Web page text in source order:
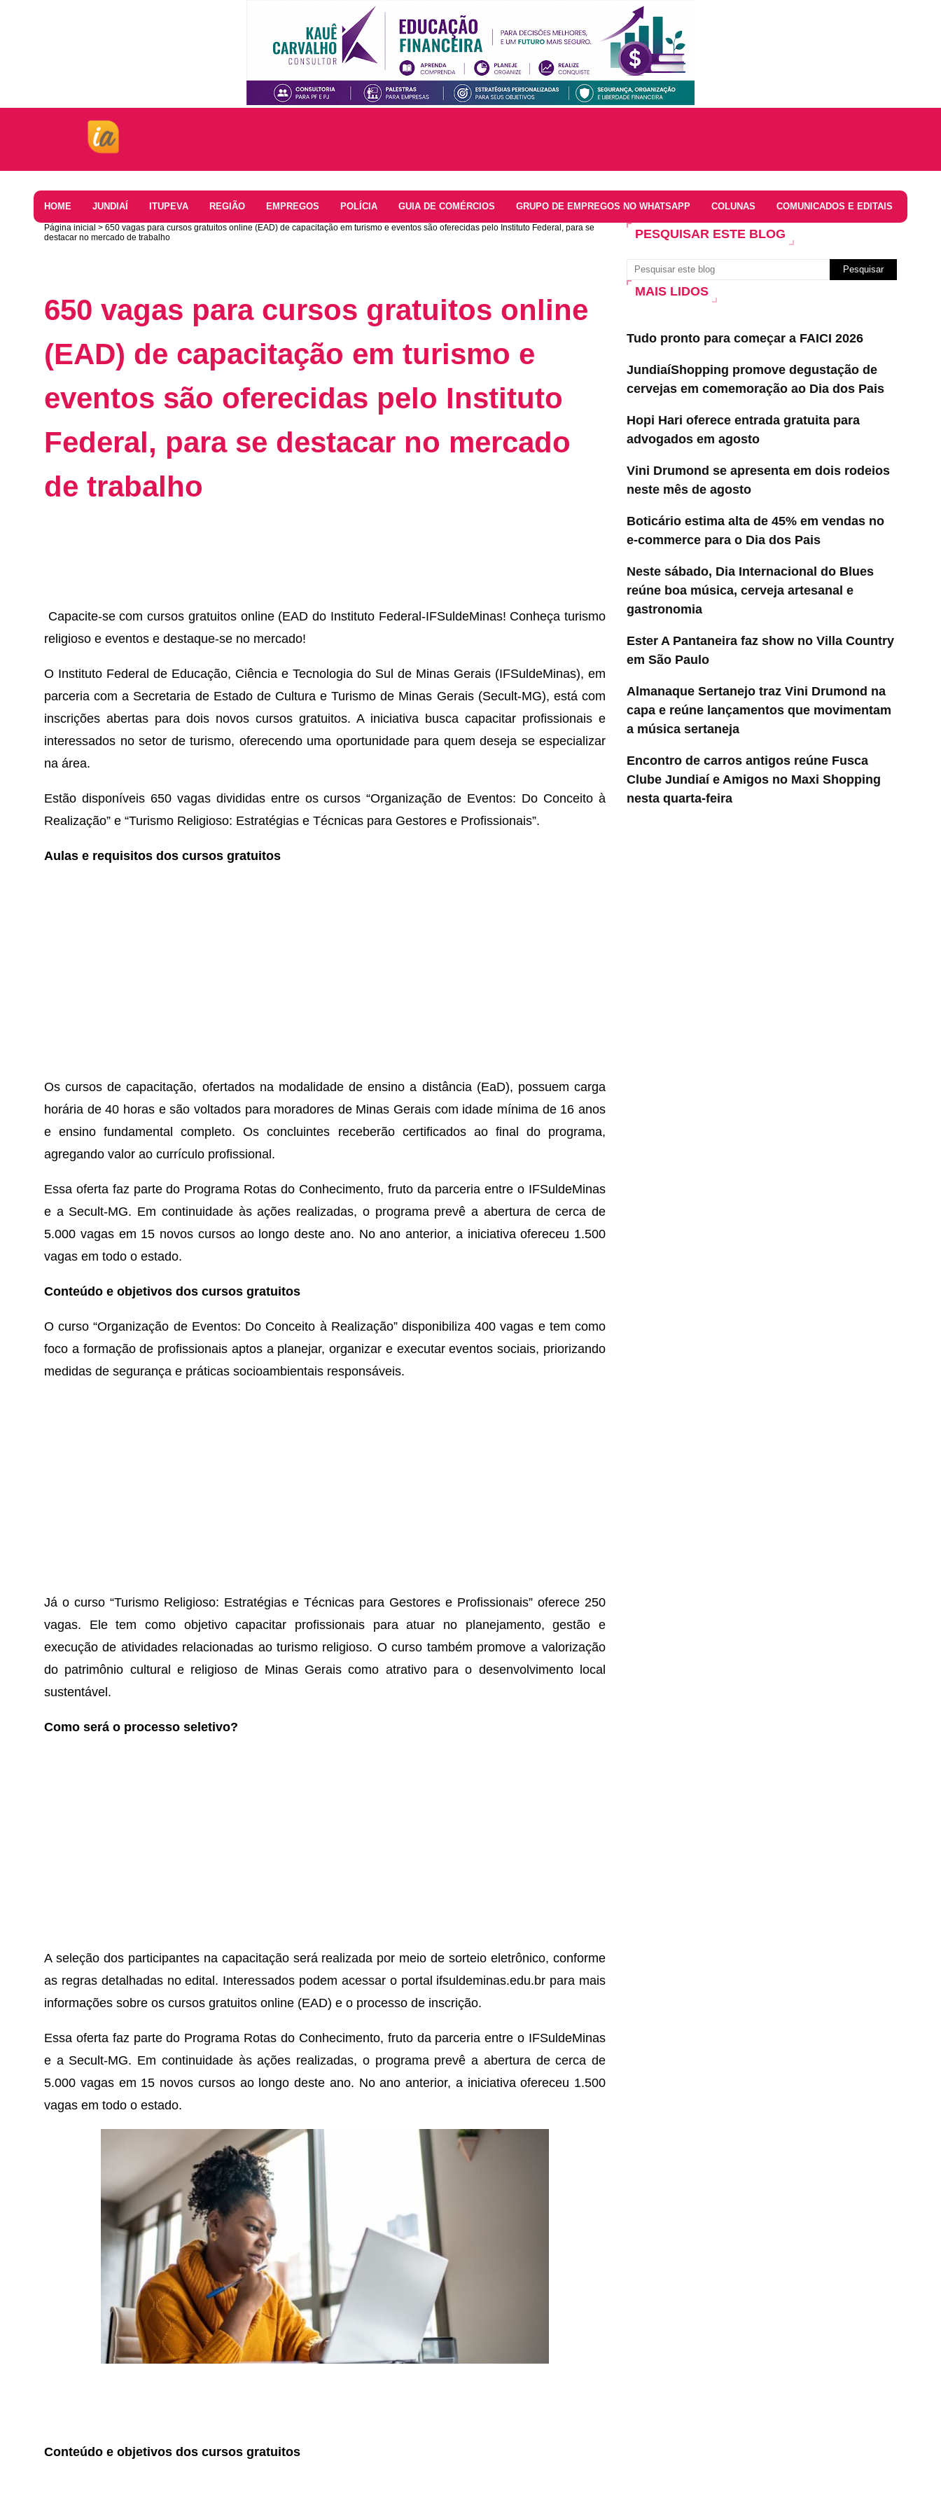
HOME JUNDIAÍ ITUPEVA REGIÃO EMPREGOS POLÍCIA GUIA DE COMÉRCIOS GRUPO DE EMPREGOS NO WHATSAPP COLUNAS COMUNICADOS E EDITAIS
Página inicial
650 vagas para cursos gratuitos online (EAD) de capacitação em turismo e eventos são oferecidas pelo Instituto Federal, para se
destacar no mercado de trabalho
650 vagas para cursos gratuitos online
(EAD) de capacitação em turismo e
eventos são oferecidas pelo Instituto
Federal, para se destacar no mercado
de trabalho
Capacite-se com cursos gratuitos online (EAD do Instituto Federal-IFSuldeMinas! Conheça turismo
religioso e eventos e destaque-se no mercado!
O Instituto Federal de Educação, Ciência e Tecnologia do Sul de Minas Gerais (IFSuldeMinas), em
parceria com a Secretaria de Estado de Cultura e Turismo de Minas Gerais (Secult-MG), está com
inscrições abertas para dois novos cursos gratuitos. A iniciativa busca capacitar profissionais e
interessados no setor de turismo, oferecendo uma oportunidade para quem deseja se especializar
na área.
Estão disponíveis 650 vagas divididas entre os cursos “Organização de Eventos: Do Conceito à
Realização” e “Turismo Religioso: Estratégias e Técnicas para Gestores e Profissionais”.
Aulas e requisitos dos cursos gratuitos
Os cursos de capacitação, ofertados na modalidade de ensino a distância (EaD), possuem carga
horária de 40 horas e são voltados para moradores de Minas Gerais com idade mínima de 16 anos
e ensino fundamental completo. Os concluintes receberão certificados ao final do programa,
agregando valor ao currículo profissional.
Essa oferta faz parte do Programa Rotas do Conhecimento, fruto da parceria entre o IFSuldeMinas
e a Secult-MG. Em continuidade às ações realizadas, o programa prevê a abertura de cerca de
5.000 vagas em 15 novos cursos ao longo deste ano. No ano anterior, a iniciativa ofereceu 1.500
vagas em todo o estado.
Conteúdo e objetivos dos cursos gratuitos
O curso “Organização de Eventos: Do Conceito à Realização” disponibiliza 400 vagas e tem como
foco a formação de profissionais aptos a planejar, organizar e executar eventos sociais, priorizando
medidas de segurança e práticas socioambientais responsáveis.
Já o curso “Turismo Religioso: Estratégias e Técnicas para Gestores e Profissionais” oferece 250
vagas. Ele tem como objetivo capacitar profissionais para atuar no planejamento, gestão e
execução de atividades relacionadas ao turismo religioso. O curso também promove a valorização
do patrimônio cultural e religioso de Minas Gerais como atrativo para o desenvolvimento local
sustentável.
Como será o processo seletivo?
A seleção dos participantes na capacitação será realizada por meio de sorteio eletrônico, conforme
as regras detalhadas no edital. Interessados podem acessar o portal ifsuldeminas.edu.br para mais
informações sobre os cursos gratuitos online (EAD) e o processo de inscrição.
Essa oferta faz parte do Programa Rotas do Conhecimento, fruto da parceria entre o IFSuldeMinas
e a Secult-MG. Em continuidade às ações realizadas, o programa prevê a abertura de cerca de
5.000 vagas em 15 novos cursos ao longo deste ano. No ano anterior, a iniciativa ofereceu 1.500
vagas em todo o estado.
Conteúdo e objetivos dos cursos gratuitos
PESQUISAR ESTE BLOG
MAIS LIDOS
Tudo pronto para começar a FAICI 2026
JundiaíShopping promove degustação de
cervejas em comemoração ao Dia dos Pais
Hopi Hari oferece entrada gratuita para
advogados em agosto
Vini Drumond se apresenta em dois rodeios
neste mês de agosto
Boticário estima alta de 45% em vendas no
e-commerce para o Dia dos Pais
Neste sábado, Dia Internacional do Blues
reúne boa música, cerveja artesanal e
gastronomia
Ester A Pantaneira faz show no Villa Country
em São Paulo
Almanaque Sertanejo traz Vini Drumond na
capa e reúne lançamentos que movimentam
a música sertaneja
Encontro de carros antigos reúne Fusca
Clube Jundiaí e Amigos no Maxi Shopping
nesta quarta-feira